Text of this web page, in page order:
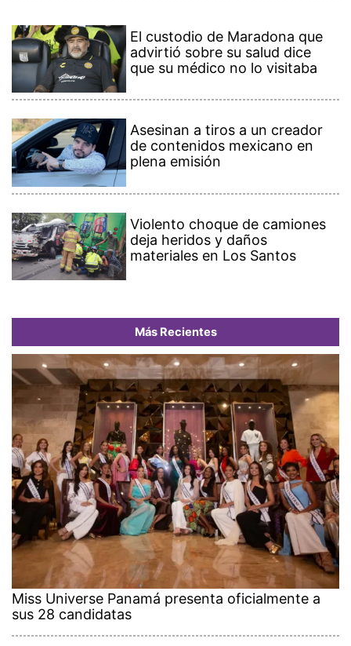
El custodio de Maradona que
advirtió sobre su salud dice
que su médico no lo visitaba
Asesinan a tiros a un creador
de contenidos mexicano en
plena emisión
Violento choque de camiones
deja heridos y daños
materiales en Los Santos
Más Recientes
Miss Universe Panamá presenta oficialmente a
sus 28 candidatas